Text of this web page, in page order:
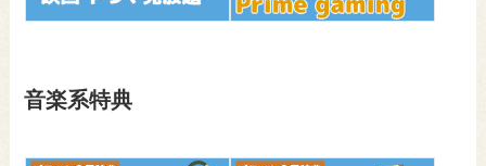
音楽系特典